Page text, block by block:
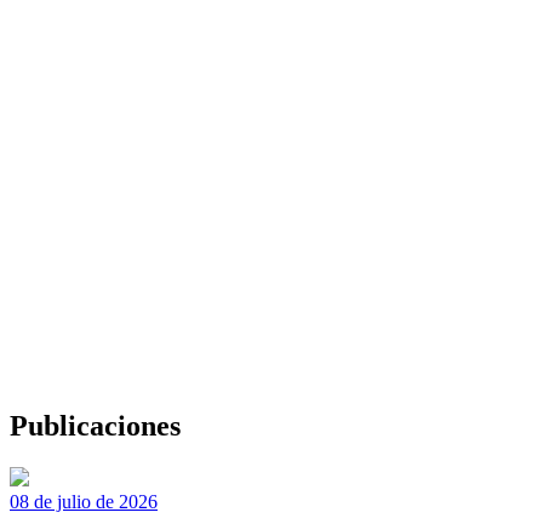
Publicaciones
08 de julio de 2026